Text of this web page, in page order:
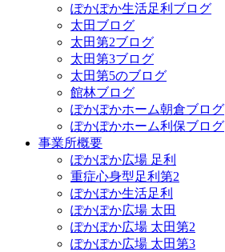
ぽかぽか生活足利ブログ
太田ブログ
太田第2ブログ
太田第3ブログ
太田第5のブログ
館林ブログ
ぽかぽかホーム朝倉ブログ
ぽかぽかホーム利保ブログ
事業所概要
ぽかぽか広場 足利
重症心身型足利第2
ぽかぽか生活足利
ぽかぽか広場 太田
ぽかぽか広場 太田第2
ぽかぽか広場 太田第3